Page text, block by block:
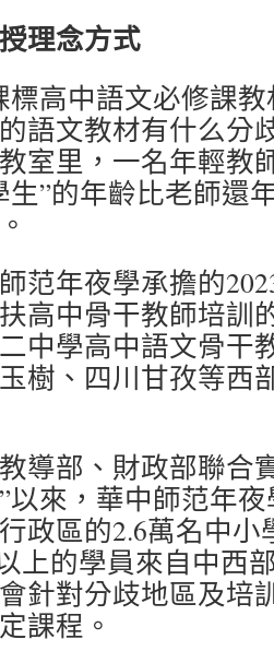
理念方式
標高中語文必修課
語文教材有什么分
室里，一名年輕教
生”的年齡比老師還
范年夜學承擔的
高中骨干教師培訓
中學高中語文骨干
樹、四川甘孜等西
導部、財政部聯合
以來，華中師范年
政區的2.6萬名中
上的學員來自中西
針對分歧地區及培
課程。